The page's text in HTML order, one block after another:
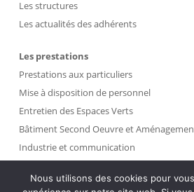
Les structures
Les actualités des adhérents
Les prestations
Prestations aux particuliers
Mise à disposition de personnel
Entretien des Espaces Verts
Bâtiment Second Oeuvre et
Industrie et communication
Nous utilisons des cookies pour